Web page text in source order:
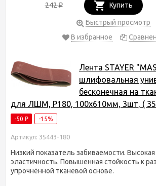
242₽ Купить
Быстрый просмотр
В избранное
Лента STAYER
шлифовальная
бесконечная на
для ЛШМ, P180, 100х610мм, 3шт, (
-50 ₽ -15%
Артикул: 35443-180
Низкий показатель забиваемости. Высокая
эластичность. Повышенная стойкость к
упрочнённой тканевой основе.